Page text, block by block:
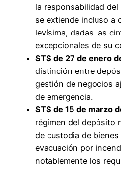
la responsabilidad
se extiende incluso a
levísima, dadas las
excepcionales de su
STS de 27 de enero
distinción entre
gestión de negocios
de emergencia.
STS de 15 de marzo
régimen del depósito
de custodia de bienes
evacuación por
notablemente los